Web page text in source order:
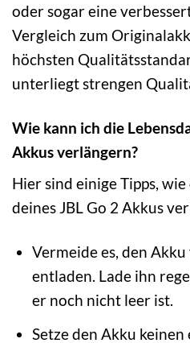
oder sogar eine
Vergleich zum
höchsten
unterliegt strengen
Wie kann ich die
Akkus verlängern?
Hier sind einige Tipps,
deines JBL Go 2 Akkus
Vermeide es, den
entladen. Lade ihn
er noch nicht leer ist.
Setze den Akku keinen